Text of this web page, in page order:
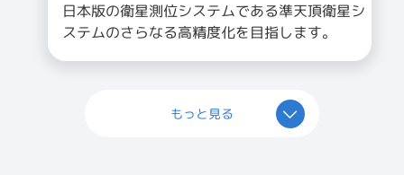
日本版の衛星測位システムである準天頂衛星シ
ステムのさらなる高精度化を目指します。
もっと見る